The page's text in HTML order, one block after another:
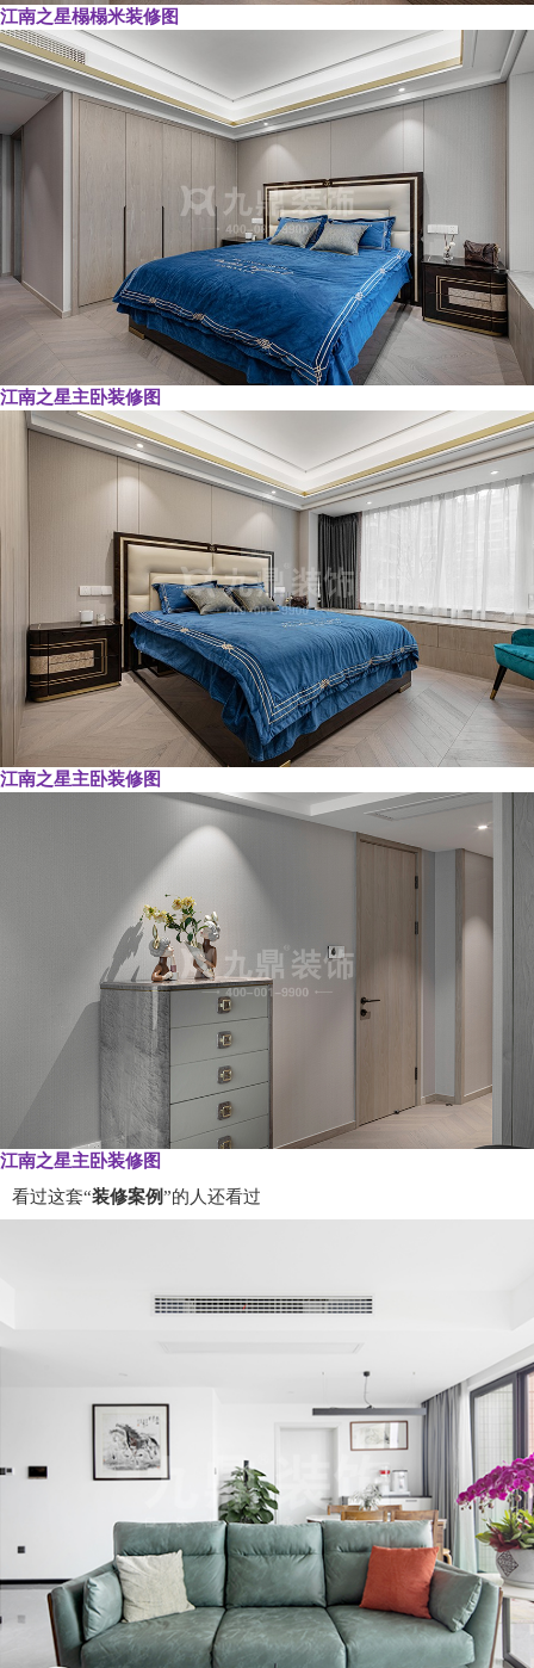
江南之星榻榻米装修图
江南之星主卧装修图
江南之星主卧装修图
江南之星主卧装修图
看过这套“装修案例”的人还看过